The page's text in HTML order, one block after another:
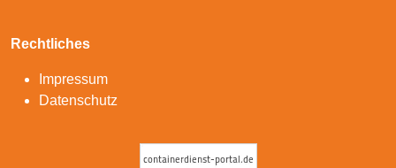
Rechtliches
Impressum
Datenschutz